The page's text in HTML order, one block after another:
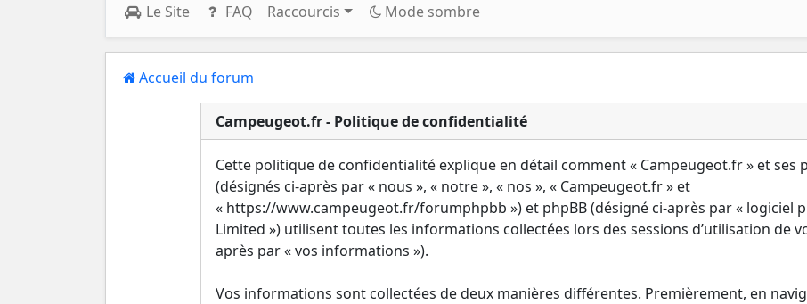
Le Site FAQ Raccourcis Mode sombre
Accueil du forum
Campeugeot.fr - Politique de confidentialité
Cette politique de confidentialité explique en détail comment « Campeugeot.fr » et ses
(désignés ci-après par « nous », « notre », « nos », « Campeugeot.fr » et
« https://www.campeugeot.fr/forumphpbb ») et phpBB (désigné ci-après par « logiciel
Limited ») utilisent toutes les informations collectées lors des sessions d’utilisation de
après par « vos informations »).
Vos informations sont collectées de deux manières différentes. Premièrement, en